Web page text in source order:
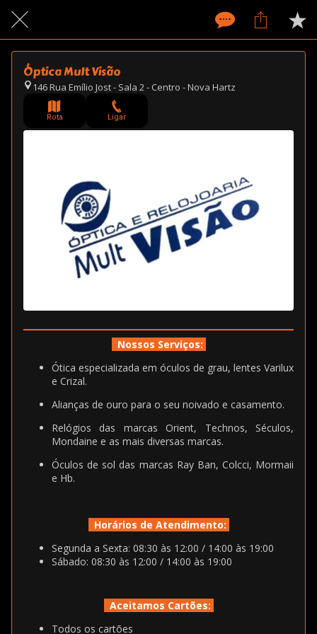
Óptica Mult Visão
146 Rua Emílio Jost - Sala 2 - Centro - Nova Hartz
Rota Ligar
Nossos Serviços:
Ótica especializada em óculos de grau, lentes Varilux
e Crizal.
Alianças de ouro para o seu noivado e casamento.
Relógios das marcas Orient, Technos, Séculos,
Mondaine e as mais diversas marcas.
Óculos de sol das marcas Ray Ban, Colcci, Mormaii
e Hb.
Horários de Atendimento:
Segunda a Sexta: 08:30 às 12:00 / 14:00 às 19:00
Sábado: 08:30 às 12:00 / 14:00 às 19:00
Aceitamos Cartões:
Todos os cartões